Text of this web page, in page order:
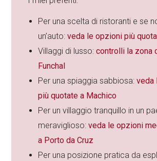
Per una scelta di ristoranti e se
un’auto:veda le opzioni più
Villaggi di lusso:controlli la zona
Funchal
Per una spiaggia sabbiosa:veda
più quotate a Machico
Per un villaggio tranquillo in un
meraviglioso:veda le opzioni
a Porto da Cruz
Per una posizione pratica da